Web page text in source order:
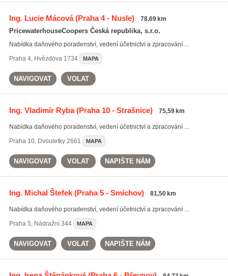
Ing. Lucie Mácová(Praha 4 - Nusle) 78,69 km
PricewaterhouseCoopers Česká republika, s.r.o.
Nabídka daňového poradenství, vedení účetnictví a zpracování ...
Praha 4, Hvězdova 1734 MAPA
NAVIGOVAT VOLAT
Ing. Vladimír Ryba(Praha 10 - Strašnice) 75,59 km
Nabídka daňového poradenství, vedení účetnictví a zpracování ...
Praha 10, Dvouletky 2661 MAPA
NAVIGOVAT VOLAT NAPIŠTE NÁM
Ing. Michal Štefek(Praha 5 - Smíchov) 81,50 km
Nabídka daňového poradenství, vedení účetnictví a zpracování ...
Praha 5, Nádražní 344 MAPA
NAVIGOVAT VOLAT NAPIŠTE NÁM